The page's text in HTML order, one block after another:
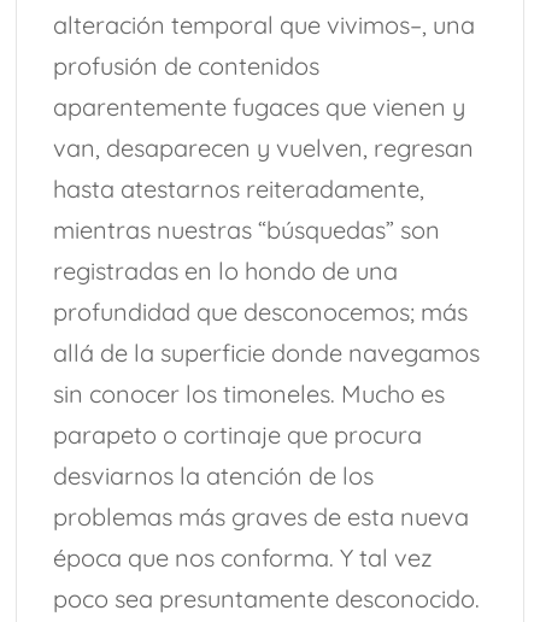
alteración temporal que vivimos–, una
profusión de contenidos
aparentemente fugaces que vienen y
van, desaparecen y vuelven, regresan
hasta atestarnos reiteradamente,
mientras nuestras “búsquedas” son
registradas en lo hondo de una
profundidad que desconocemos; más
allá de la superficie donde navegamos
sin conocer los timoneles. Mucho es
parapeto o cortinaje que procura
desviarnos la atención de los
problemas más graves de esta nueva
época que nos conforma. Y tal vez
poco sea presuntamente desconocido.